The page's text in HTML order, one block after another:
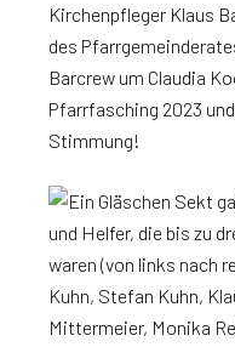
Kirchenpfleger Klaus
des
Barcrew um Claudia
Pfarrfasching 2023
Stimmung!